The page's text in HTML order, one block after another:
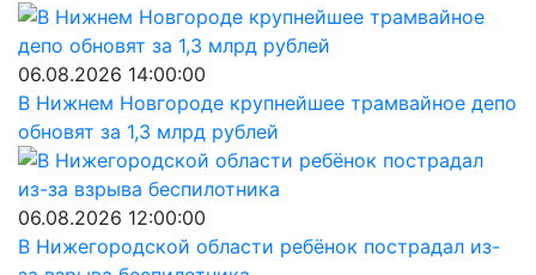
06.08.2026 14:00:00
В Нижнем Новгороде крупнейшее трамвайное депо
обновят за 1,3 млрд рублей
06.08.2026 12:00:00
В Нижегородской области ребёнок пострадал из-